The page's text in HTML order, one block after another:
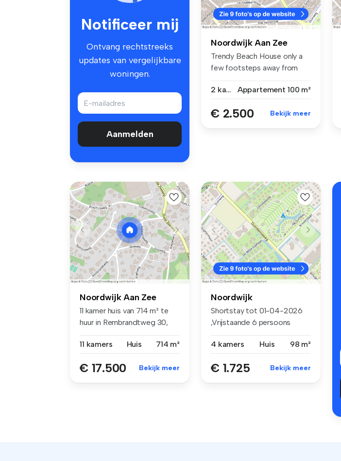
Notificeer mij
Ontvang rechtstreeks
updates van vergelijkbare
woningen.
Aanmelden
Noordwijk Aan Zee
Trendy Beach House only a
few footsteps away from
2 kamers
Appartement 100 m²
€ 2.500 Bekijk meer
Noordwijk Aan Zee
11 kamer huis van 714 m² te
huur in Rembrandtweg 30,
11 kamers
Huis 714 m²
€ 17.500 Bekijk meer
Noordwijk
Shortstay tot 01-04-2026
,Vrijstaande 6 persoons
4 kamers
Huis 98 m²
€ 1.725 Bekijk meer